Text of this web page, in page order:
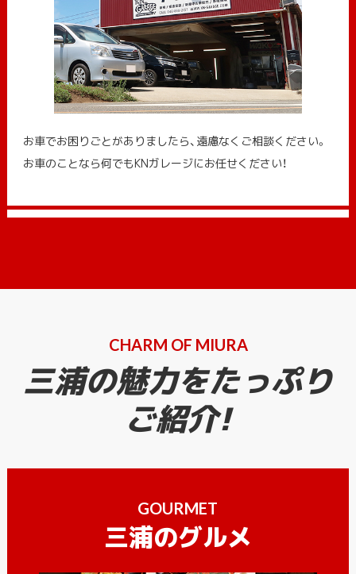
お車でお困りごとがありましたら、遠慮なくご相談ください。
お車のことなら何でもKNガレージにお任せください！
CHARM OF MIURA
三浦の魅力をたっぷり
ご紹介!
GOURMET
三浦のグルメ